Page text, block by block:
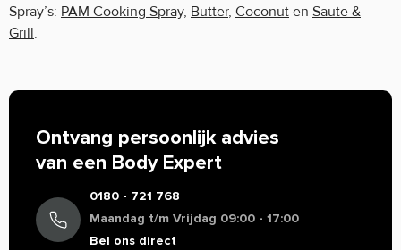
Spray’s: PAM Cooking Spray, Butter, Coconut en Saute &
Grill.
Ontvang persoonlijk advies
van een Body Expert
0180 - 721 768
Maandag t/m Vrijdag 09:00 - 17:00
Bel ons direct